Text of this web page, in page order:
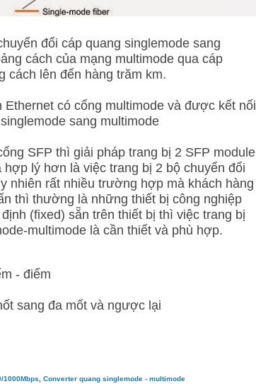
đổi cáp quang singlemode sang
cách của mạng multimode qua cáp
cách lên đến hàng trăm km.
Ethernet có cổng multimode và được kết nối
sang multimode
SFP thì giải pháp trang bị 2 SFP module
lý hơn là việc trang bị 2 bộ chuyển đổi
nhiên rất nhiều trường hợp mà khách hàng
thì thường là những thiết bị công nghiệp
(fixed) sẵn trên thiết bị thì việc trang bị
multimode là cần thiết và phù hợp.
- điểm
sang đa mốt và ngược lại
1000Mbps Converter quang singlemode - multimode